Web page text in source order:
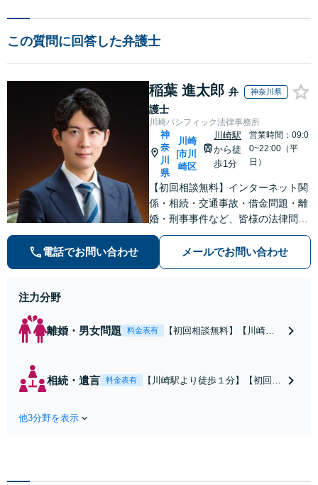
この質問に回答した弁護士
稲葉 進太郎 弁
護士
神奈川県
川崎パシフィック法律事務所
神
奈
川
県
|
川崎
市川
崎区
川崎駅
から徒
歩1分
営業時間：09:0
0~22:00（平
日）
【初回相談無料】インターネット関
係・相続・交通事故・借金問題・離
婚・刑事事件など、皆様の法律問題
を解決すべく、親身になって取り組
みます。クチコミ・リピーターの方
も多数。お気軽にお問い合わせ下さ
電話でお問い合わせ メールでお問い合わせ
注力分野
離婚・男女問題 料金表有
【初回相談無料】【川崎駅
割・婚姻費用・養育費・財
相続・遺言 料金表有
【川崎駅より徒歩１分】【初回相
他3分野を表示